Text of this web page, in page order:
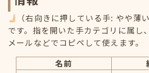
（右向きに押している手: やや薄
です。指を開いた手カテゴリに属し
メールなどでコピペして使えます。
名前